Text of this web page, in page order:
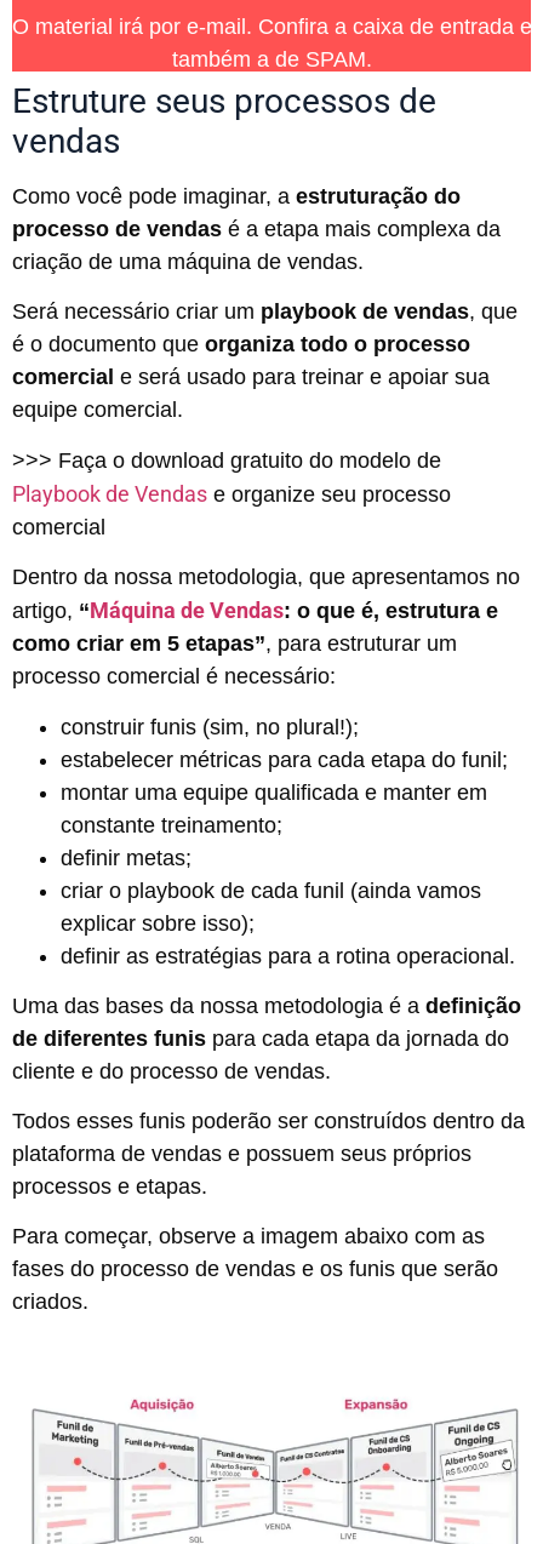
O material irá por e-mail. Confira a caixa de entrada e
também a de SPAM.
Estruture seus processos de
vendas
Como você pode imaginar, a estruturação do
processo de vendas é a etapa mais complexa da
criação de uma máquina de vendas.
Será necessário criar um playbook de vendas, que
é o documento que organiza todo o processo
comercial e será usado para treinar e apoiar sua
equipe comercial.
>>> Faça o download gratuito do modelo de
Playbook de Vendas e organize seu processo
comercial
Dentro da nossa metodologia, que apresentamos no
artigo, “Máquina de Vendas: o que é, estrutura e
como criar em 5 etapas”, para estruturar um
processo comercial é necessário:
construir funis (sim, no plural!);
estabelecer métricas para cada etapa do funil;
montar uma equipe qualificada e manter em
constante treinamento;
definir metas;
criar o playbook de cada funil (ainda vamos
explicar sobre isso);
definir as estratégias para a rotina operacional.
Uma das bases da nossa metodologia é a definição
de diferentes funis para cada etapa da jornada do
cliente e do processo de vendas.
Todos esses funis poderão ser construídos dentro da
plataforma de vendas e possuem seus próprios
processos e etapas.
Para começar, observe a imagem abaixo com as
fases do processo de vendas e os funis que serão
criados.